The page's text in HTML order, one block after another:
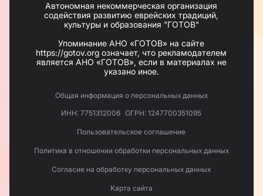
Автономная некоммерческая организация
содействия развитию еврейских традиций,
культуры и образования "ГОТОВ"
Упоминание АНО «ГОТОВ» на сайте
https://gotov.org означает, что рекламодателем
является АНО «ГОТОВ», если в материалах не
указано иное.
Общая информация о персональных данных
ИНН: 7751312006 ОГРН: 1247700351095
Пользовательское соглашение
Политика в отношении обработки персональных данных
Согласие на обработку персональных данных
Карта сайта